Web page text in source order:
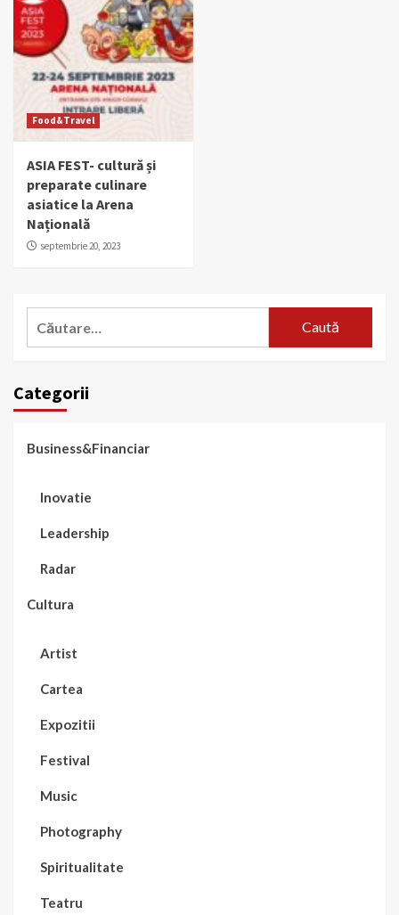
Food&Travel
ASIA FEST- cultură și
preparate culinare
asiatice la Arena
Națională
septembrie 20, 2023
Categorii
Business&Financiar
Inovatie
Leadership
Radar
Cultura
Artist
Cartea
Expozitii
Festival
Music
Photography
Spiritualitate
Teatru